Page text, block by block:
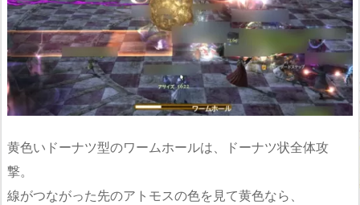
黄色いドーナツ型のワームホールは、ドーナツ状全体攻
撃。
線がつながった先のアトモスの色を見て黄色なら、